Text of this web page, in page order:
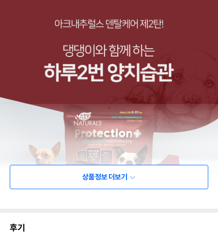
상품정보 더보기
후기